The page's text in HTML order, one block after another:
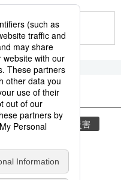
気象・災害
災害